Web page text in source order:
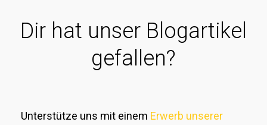
Dir hat unser Blogartikel
gefallen?
Unterstütze uns mit einem Erwerb unserer